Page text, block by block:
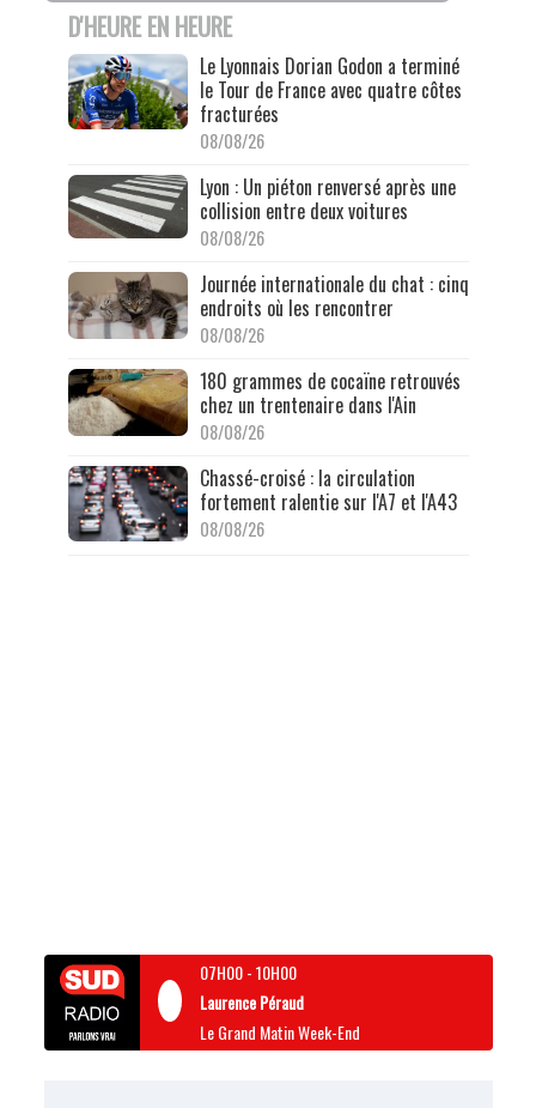
D'HEURE EN HEURE
Le Lyonnais Dorian Godon a terminé
le Tour de France avec quatre côtes
fracturées
08/08/26
Lyon : Un piéton renversé après une
collision entre deux voitures
08/08/26
Journée internationale du chat : cinq
endroits où les rencontrer
08/08/26
180 grammes de cocaïne retrouvés
chez un trentenaire dans l'Ain
08/08/26
Chassé-croisé : la circulation
fortement ralentie sur l'A7 et l'A43
08/08/26
07H00-10H00
Laurence Péraud
Le Grand Matin Week-End